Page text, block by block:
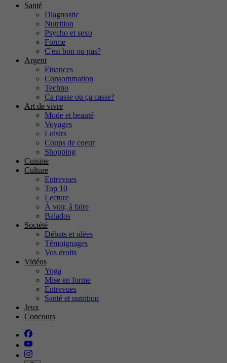
Santé
Diagnostic
Nutrition
Psycho et sexo
Forme
C'est bon ou pas?
Argent
Finances
Consommation
Techno
Ça passe ou ça casse?
Art de vivre
Mode et beauté
Voyages
Loisirs
Coups de coeur
Shopping
Cuisine
Culture
Entrevues
Top 10
Lecture
À voir, à faire
Balados
Société
Débats et idées
Témoignages
Vos droits
Vidéos
Yoga
Mise en forme
Entrevues
Santé et nutrition
Jeux
Concours